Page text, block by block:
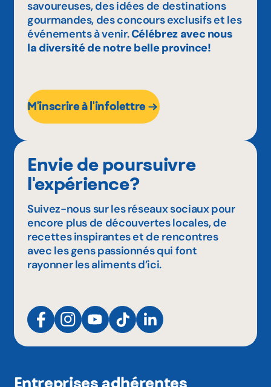
savoureuses, des idées de destinations
gourmandes, des concours exclusifs et les
événements à venir.Célébrez avec nous
la diversité de notre belle province!
M'inscrire à l'infolettre
Envie de poursuivre
l'expérience?
Suivez-nous sur les réseaux sociaux pour
encore plus de découvertes locales, de
recettes inspirantes et de rencontres
avec les gens passionnés qui font
rayonner les aliments d’ici.
Entreprises adhérentes